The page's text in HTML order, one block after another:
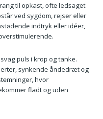
til opkast, ofte ledsaget
ved sygdom, rejser eller
indtryk eller idéer,
puls i krop og tanke.
synkende åndedræt og
hvor
fladt og uden